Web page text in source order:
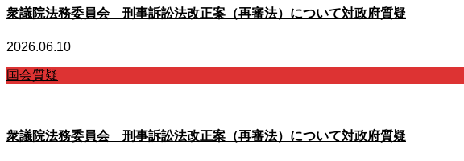
衆議院法務委員会 刑事訴訟法改正案（再審法）について対政府質疑
2026.06.10
国会質疑
衆議院法務委員会 刑事訴訟法改正案（再審法）について対政府質疑